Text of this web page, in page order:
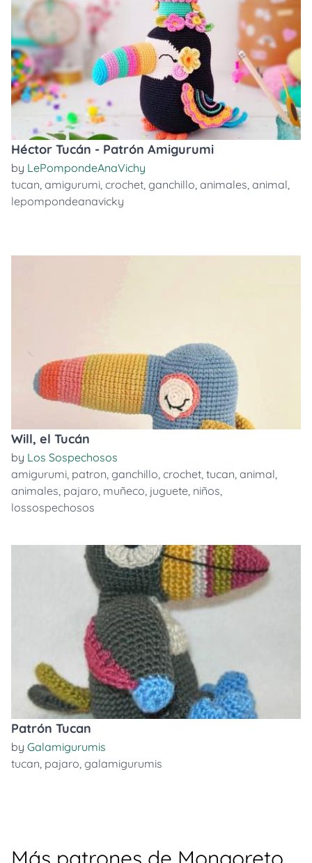
Héctor Tucán - Patrón Amigurumi
by LePompondeAnaVichy
tucan amigurumi crochet ganchillo animales animal
lepompondeanavicky
Will, el Tucán
by Los Sospechosos
amigurumi patron ganchillo crochet tucan animal
animales pajaro muñeco juguete niños
lossospechosos
Patrón Tucan
by Galamigurumis
tucan pajaro galamigurumis